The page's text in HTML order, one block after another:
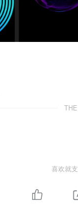
喜欢就